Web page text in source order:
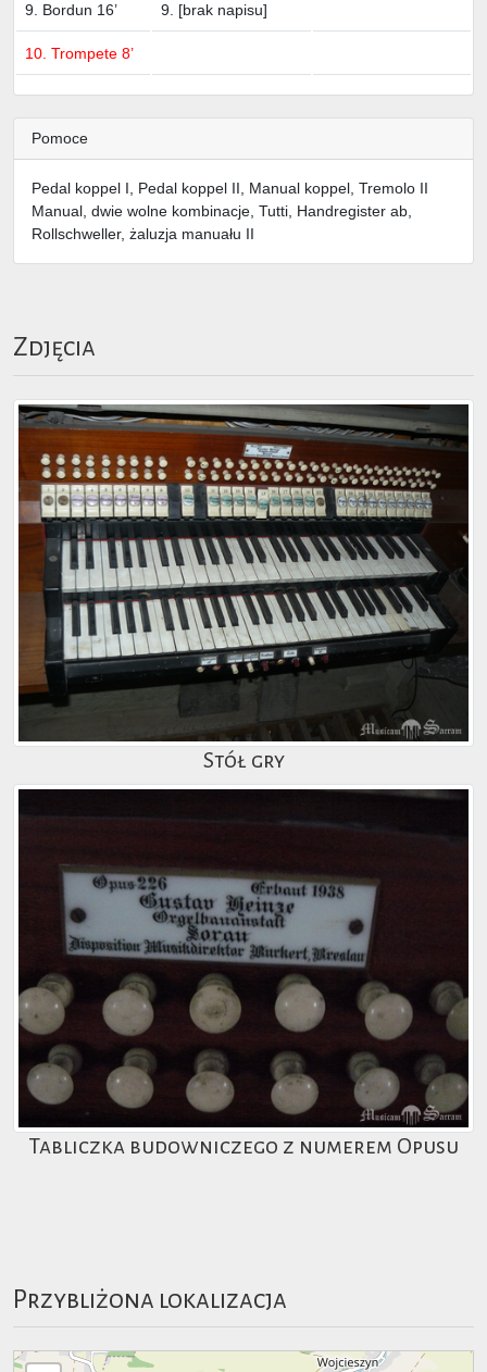
9. Bordun 16’ 9. [brak napisu]
10. Trompete 8’
Pomoce
Pedal koppel I, Pedal koppel II, Manual koppel, Tremolo II
Manual, dwie wolne kombinacje, Tutti, Handregister ab,
Rollschweller, żaluzja manuału II
Zdjęcia
Stół gry
Tabliczka budowniczego z numerem Opusu
Przybliżona lokalizacja